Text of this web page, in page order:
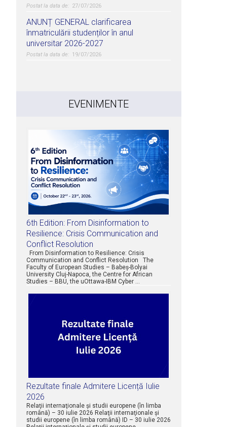
27/07/2026
ANUNȚ GENERAL clarificarea
înmatriculării studenților în anul
universitar 2026-2027
19/07/2026
EVENIMENTE
6th Edition: From Disinformation to
Resilience: Crisis Communication and
Conflict Resolution
From Disinformation to Resilience: Crisis
Communication and Conflict Resolution The
Faculty of European Studies – Babeș-Bolyai
University Cluj-Napoca, the Centre for African
Studies – BBU, the uOttawa-IBM Cyber …
Rezultate finale Admitere Licență Iulie
2026
Relaţii internaţionale şi studii europene (în limba
română) – 30 iulie 2026 Relaţii internaţionale şi
studii europene (în limba română) ID – 30 iulie 2026